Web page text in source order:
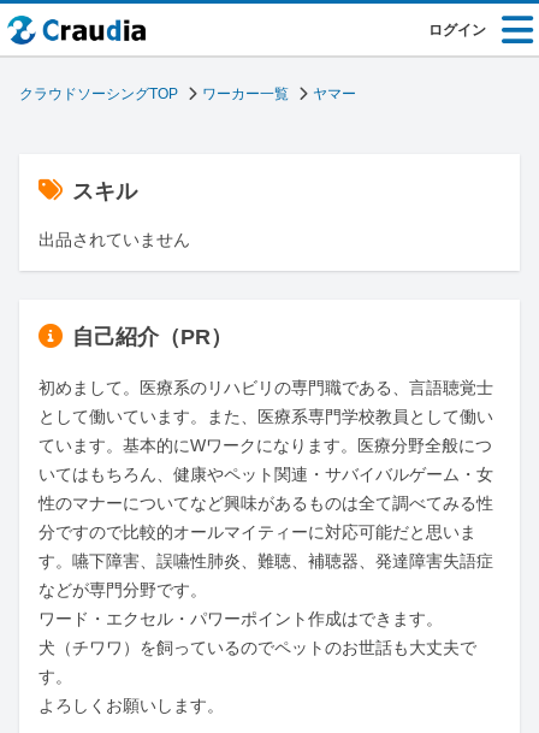
ログイン
クラウドソーシングTOP ワーカー一覧 ヤマー
スキル
出品されていません
自己紹介（PR）
初めまして。医療系のリハビリの専門職である、言語聴覚士
として働いています。また、医療系専門学校教員として働い
ています。基本的にWワークになります。医療分野全般につ
いてはもちろん、健康やペット関連・サバイバルゲーム・女
性のマナーについてなど興味があるものは全て調べてみる性
分ですので比較的オールマイティーに対応可能だと思いま
す。嚥下障害、誤嚥性肺炎、難聴、補聴器、発達障害失語症
などが専門分野です。
ワード・エクセル・パワーポイント作成はできます。
犬（チワワ）を飼っているのでペットのお世話も大丈夫で
す。
よろしくお願いします。